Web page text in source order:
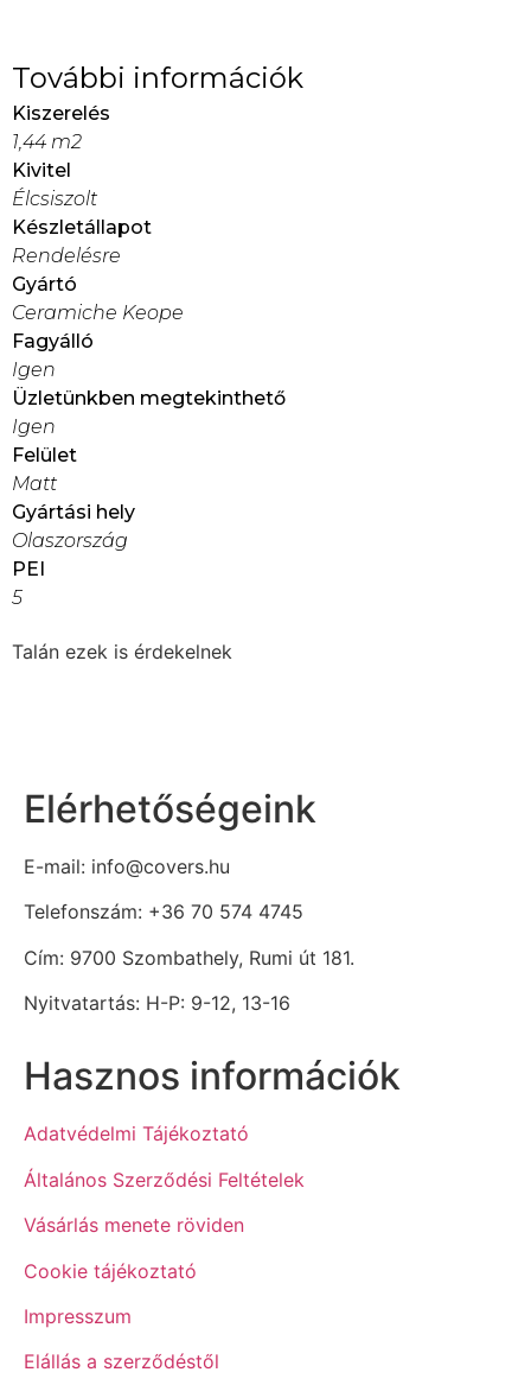
További információk
Kiszerelés
1,44 m2
Kivitel
Élcsiszolt
Készletállapot
Rendelésre
Gyártó
Ceramiche Keope
Fagyálló
Igen
Üzletünkben megtekinthető
Igen
Felület
Matt
Gyártási hely
Olaszország
PEI
5
Talán ezek is érdekelnek
Elérhetőségeink
E-mail: info@covers.hu
Telefonszám: +36 70 574 4745
Cím: 9700 Szombathely, Rumi út 181.
Nyitvatartás: H-P: 9-12, 13-16
Hasznos információk
Adatvédelmi Tájékoztató
Általános Szerződési Feltételek
Vásárlás menete röviden
Cookie tájékoztató
Impresszum
Elállás a szerződéstől